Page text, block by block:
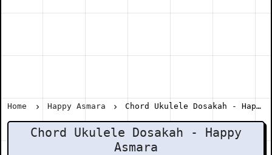
Home Happy Asmara Chord Ukulele Dosakah - Happy Asmara
Chord Ukulele Dosakah - Happy
Asmara